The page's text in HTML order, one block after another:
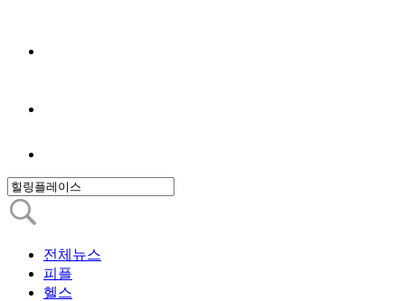
전체뉴스
피플
헬스